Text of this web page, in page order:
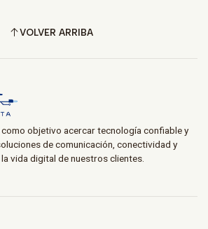
VOLVER ARRIBA
objetivo acercar tecnología confiable y
de comunicación, conectividad y
vida digital de nuestros clientes.